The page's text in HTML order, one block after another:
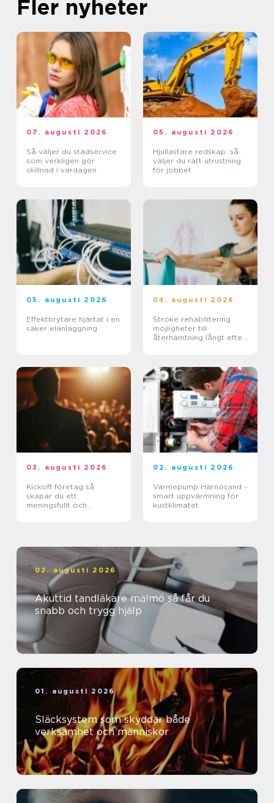
Fler nyheter
07. augusti 2026
Så väljer du städservice
som verkligen gör
skillnad i vardagen
05. augusti 2026
Hjullastare redskap: så
väljer du rätt utrustning
för jobbet
05. augusti 2026
Effektbrytare hjärtat i en
säker elanläggning
04. augusti 2026
Stroke rehabilitering
möjligheter till
återhämtning långt efter
03. augusti 2026
Kickoff företag så
skapar du ett
meningsfullt och
02. augusti 2026
Värmepump Härnösand –
smart uppvärmning för
kustklimatet
02. augusti 2026
Akuttid tandläkare malmö så får du
snabb och trygg hjälp
01. augusti 2026
Släcksystem som skyddar både
verksamhet och människor